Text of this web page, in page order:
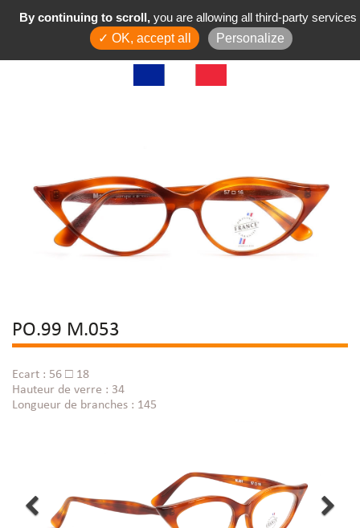
PO.99 M.053
Ecart : 56 □ 18
Hauteur de verre : 34
Longueur de branches : 145
By continuing to scroll, you are allowing all third-party services
✓ OK, accept all
Personalize